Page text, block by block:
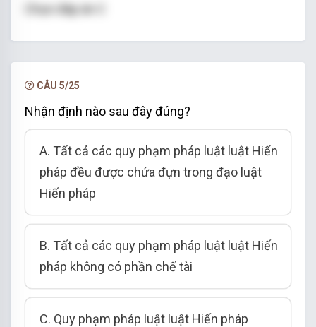
Chọn đáp án C
CÂU 5/25
Nhận định nào sau đây đúng?
A. Tất cả các quy phạm pháp luật luật Hiến
pháp đều được chứa đựn trong đạo luật
Hiến pháp
B. Tất cả các quy phạm pháp luật luật Hiến
pháp không có phần chế tài
C. Quy phạm pháp luật luật Hiến pháp